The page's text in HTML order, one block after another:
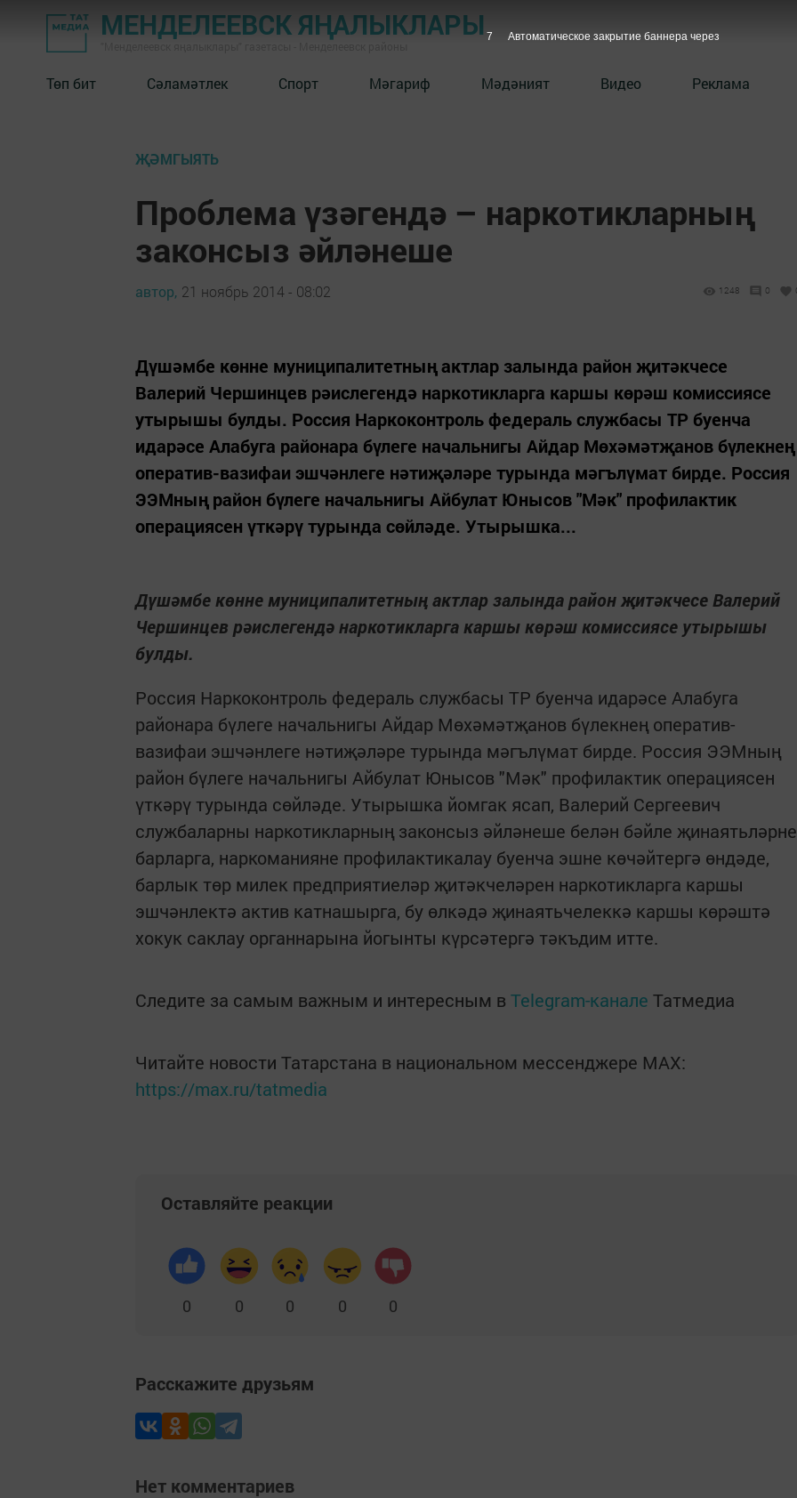
МЕНДЕЛЕЕВСК ЯҢАЛЫКЛАРЫ
Төп бит Сәламәтлек Спорт Мәгариф Мәдәният Видео Реклама
ҖӘМГЫЯТЬ
Проблема үзәгендә – наркотикларның
законсыз әйләнеше
автор, 21 ноябрь 2014 - 08:02 1248 0
Дүшәмбе көнне муниципалитетның актлар залында район җитәкчесе
Валерий Чершинцев рәислегендә наркотикларга каршы көрәш комиссиясе
утырышы булды. Россия Наркоконтроль федераль службасы ТР буенча
идарәсе Алабуга районара бүлеге начальнигы Айдар Мөхәмәтҗанов бүлекнең
оператив-вазифаи эшчәнлеге нәтиҗәләре турында мәгълүмат бирде. Россия
ЭЭМның район бүлеге начальнигы Айбулат Юнысов "Мәк" профилактик
операциясен үткәрү турында сөйләде. Утырышка...
Дүшәмбе көнне муниципалитетның актлар залында район җитәкчесе Валерий
Чершинцев рәислегендә наркотикларга каршы көрәш комиссиясе утырышы
булды.
Россия Наркоконтроль федераль службасы ТР буенча идарәсе Алабуга
районара бүлеге начальнигы Айдар Мөхәмәтҗанов бүлекнең оператив-
вазифаи эшчәнлеге нәтиҗәләре турында мәгълүмат бирде. Россия ЭЭМның
район бүлеге начальнигы Айбулат Юнысов "Мәк" профилактик операциясен
үткәрү турында сөйләде. Утырышка йомгак ясап, Валерий Сергеевич
службаларны наркотикларның законсыз әйләнеше белән бәйле җинаятьләрне
барларга, наркоманияне профилактикалау буенча эшне көчәйтергә өндәде,
барлык төр милек предприятиеләр җитәкчеләрен наркотикларга каршы
эшчәнлектә актив катнашырга, бу өлкәдә җинаятьчелеккә каршы көрәштә
хокук саклау органнарына йогынты күрсәтергә тәкъдим итте.
Следите за самым важным и интересным в Telegram-канале Татмедиа
Читайте новости Татарстана в национальном мессенджере MАХ:
https://max.ru/tatmedia
Оставляйте реакции
0 0 0 0 0
Расскажите друзьям
Нет комментариев
6 Автоматическое закрытие баннера через